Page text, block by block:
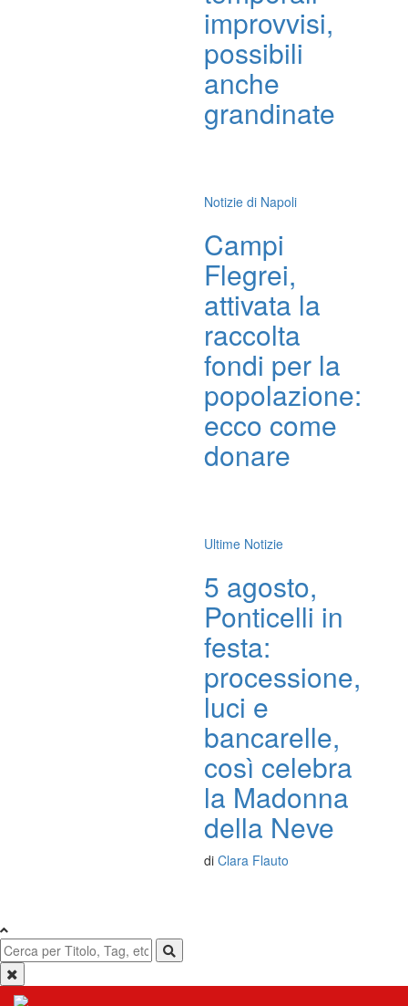
improvvisi,
possibili
anche
grandinate
Notizie di Napoli
Campi
Flegrei,
attivata la
raccolta
fondi per la
popolazione:
ecco come
donare
Ultime Notizie
5 agosto,
Ponticelli in
festa:
processione,
luci e
bancarelle,
così celebra
la Madonna
della Neve
di Clara Flauto